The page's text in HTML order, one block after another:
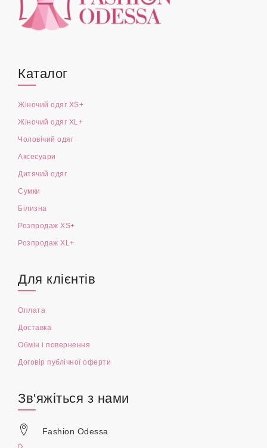
Каталог
Жіночий одяг XS+
Жіночий одяг XL+
Чоловічий одяг
Аксесуари
Дитячий одяг
Сумки
Білизна
Розпродаж XS+
Розпродаж XL+
Для клієнтів
Оплата
Доставка
Обмін і повернення
Договір публічної оферти
Зв'яжіться з нами
Fashion Odessa